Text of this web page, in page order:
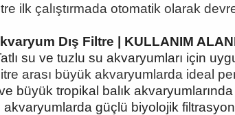
ilk çalıştırmada otomatik olarak
Dış Filtre | KULLANIM
su ve tuzlu su akvaryumları için
arası büyük akvaryumlarda ideal
büyük tropikal balık akvaryumlarında
akvaryumlarda güçlü biyolojik